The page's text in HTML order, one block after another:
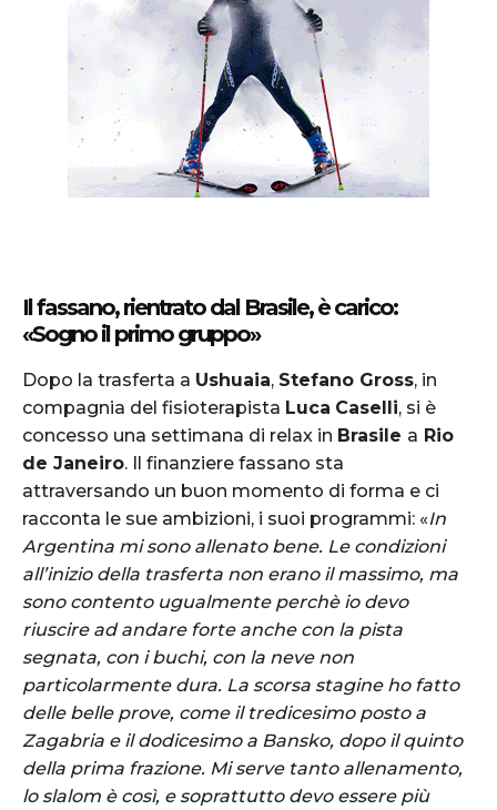
Il fassano, rientrato dal Brasile, è carico:
«Sogno il primo gruppo»
Dopo la trasferta a Ushuaia, Stefano Gross, in
compagnia del fisioterapista Luca Caselli, si è
concesso una settimana di relax in Brasile a Rio
de Janeiro. Il finanziere fassano sta
attraversando un buon momento di forma e ci
racconta le sue ambizioni, i suoi programmi: «In
Argentina mi sono allenato bene. Le condizioni
all’inizio della trasferta non erano il massimo, ma
sono contento ugualmente perchè io devo
riuscire ad andare forte anche con la pista
segnata, con i buchi, con la neve non
particolarmente dura. La scorsa stagine ho fatto
delle belle prove, come il tredicesimo posto a
Zagabria e il dodicesimo a Bansko, dopo il quinto
della prima frazione. Mi serve tanto allenamento,
lo slalom è così, e soprattutto devo essere più